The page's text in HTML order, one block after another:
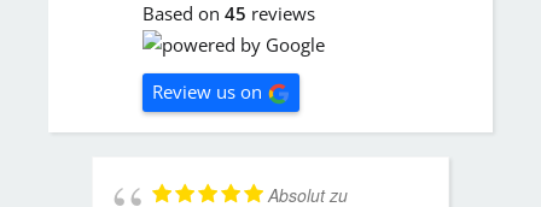
Based on 45 reviews
Review us on
Absolut zu